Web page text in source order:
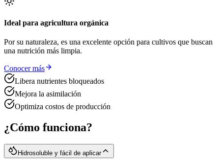
Ideal para agricultura orgánica
Por su naturaleza, es una excelente opción para cultivos que buscan
una nutrición más limpia.
Conocer más
Libera nutrientes bloqueados
Mejora la asimilación
Optimiza costos de producción
¿Cómo funciona?
Hidrosoluble y fácil de aplicar